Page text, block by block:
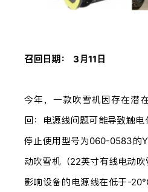
召回日期： 3月11日
今年，一款吹雪机因存在潜
回：电源线问题可能导致触
停止使用型号为060-0583的
动吹雪机（22英寸有线电动
影响设备的电源线在低于-